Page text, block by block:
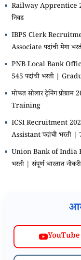
Railway Apprentice
निवड
IBPS Clerk
Associate पदांची मेगा
PNB Local Bank
545 पदांची भरती |
मोफत सोलार ट्रेनिंग
Training
ICSI Recruitment
Assistant पदांची भरती |
Union Bank of India
भरती | संपूर्ण भारतात नोकरी
YouTube